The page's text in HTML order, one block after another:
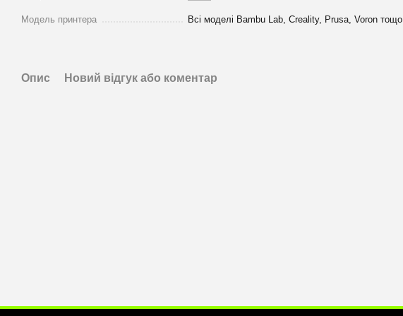
Модель принтера Всі моделі Bambu Lab, Creality, Prusa, Voron тощо
Опис Новий відгук або коментар